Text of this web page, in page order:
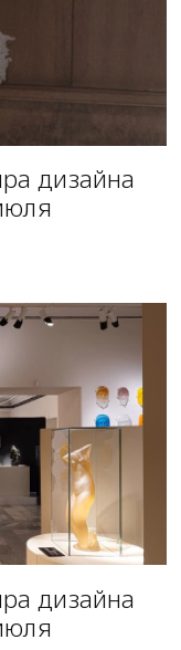
дизайна
дизайна